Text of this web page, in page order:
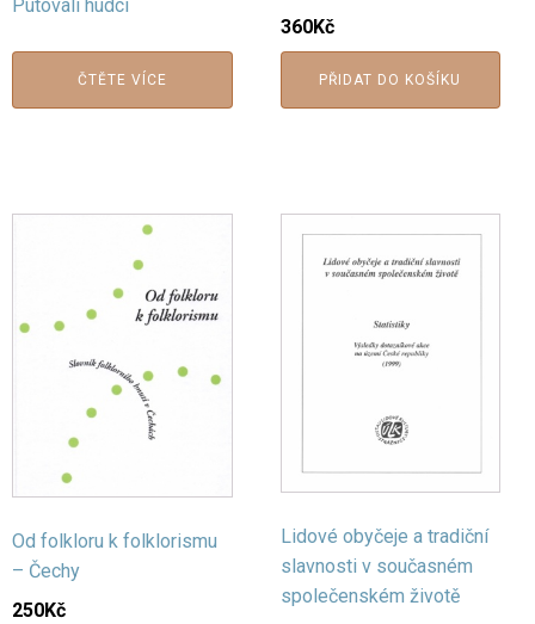
Putovali hudci
ČTĚTE VÍCE
360Kč
PŘIDAT DO KOŠÍKU
Od folkloru k folklorismu
– Čechy
250Kč
Lidové obyčeje a tradiční
slavnosti v současném
společenském životě